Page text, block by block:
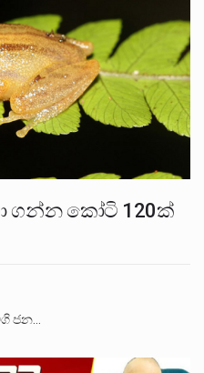
ගන්න කෝටි 120ක්
ජන…